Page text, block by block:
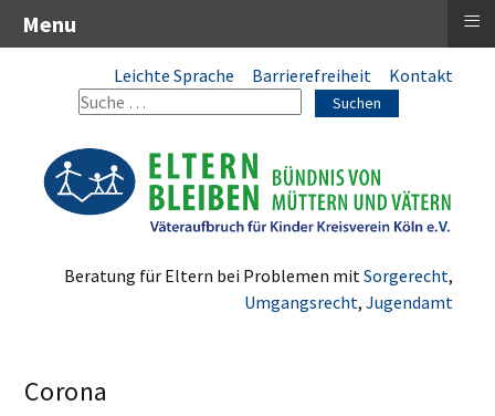
Leichte Sprache Barrierefreiheit Kontakt
Suchen
Beratung für Eltern bei Problemen mit Sorgerecht,
Umgangsrecht, Jugendamt
Corona
Menu ≡